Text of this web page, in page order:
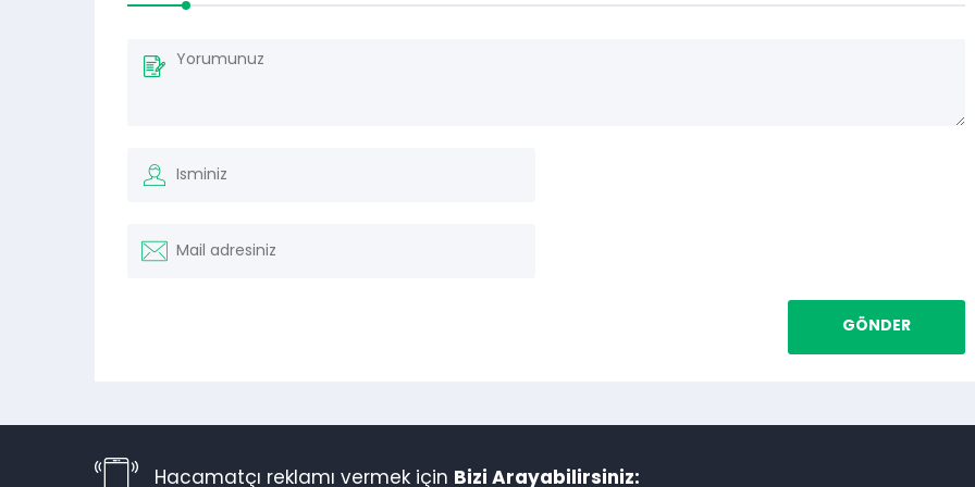
Hacamatçı reklamı vermek için Bizi Arayabilirsiniz: